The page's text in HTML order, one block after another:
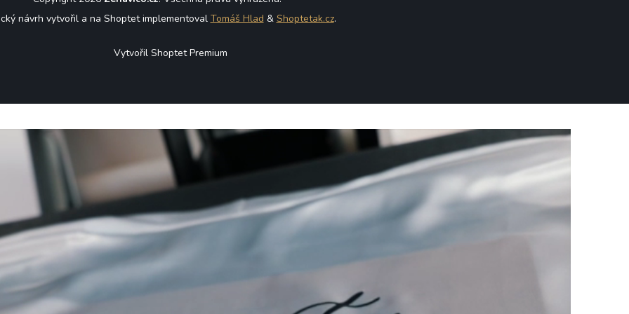
návrh vytvořil a na Shoptet implementoval Tomáš Hlad & Shoptetak.cz.
Vytvořil Shoptet Premium